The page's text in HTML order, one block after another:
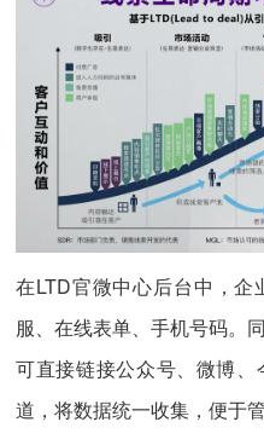
在LTD官微中心后台中，企
服、在线表单、手机号码。
可直接链接公众号、微博
道，将数据统一收集，便于管